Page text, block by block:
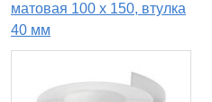
матовая 100 x 150, втулка
40 мм